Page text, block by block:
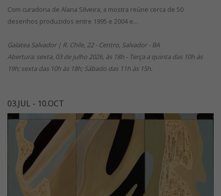
Com curadoria de Alana Silveira, a mostra reúne cerca de 50
desenhos produzidos entre 1995 e 2004 e…
Galatea Salvador | R. Chile, 22 - Centro, Salvador - BA
Abertura: sexta, 03 de julho 2026, às 18h - Terça a quinta das 10h às
19h; sexta das 10h às 18h; Sábado das 11h às 15h.
03.JUL - 10.OCT